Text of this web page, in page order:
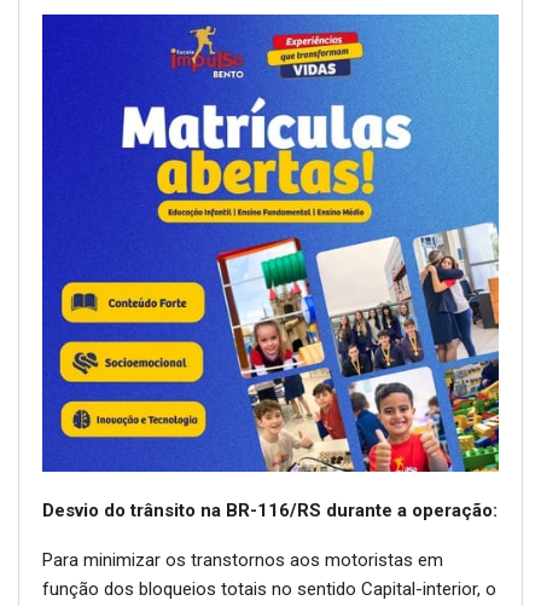
Desvio do trânsito na BR-116/RS durante a operação:
Para minimizar os transtornos aos motoristas em
função dos bloqueios totais no sentido Capital-interior, o